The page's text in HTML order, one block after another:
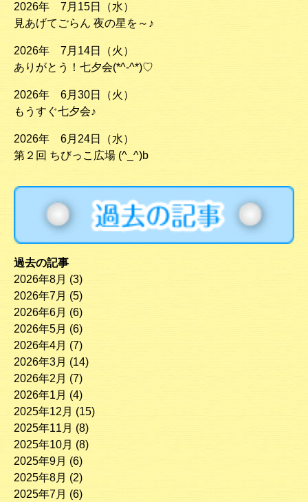
2026年 7月15日（水）
見あげてごらん 夜の星を～♪
2026年 7月14日（火）
ありがとう！七夕会(*^-^*)♡
2026年 6月30日（火）
もうすぐ七夕会♪
2026年 6月24日（水）
第２回 ちびっこ広場 (^_^)b
過去の記事
2026年8月 (3)
2026年7月 (5)
2026年6月 (6)
2026年5月 (6)
2026年4月 (7)
2026年3月 (14)
2026年2月 (7)
2026年1月 (4)
2025年12月 (15)
2025年11月 (8)
2025年10月 (8)
2025年9月 (6)
2025年8月 (2)
2025年7月 (6)